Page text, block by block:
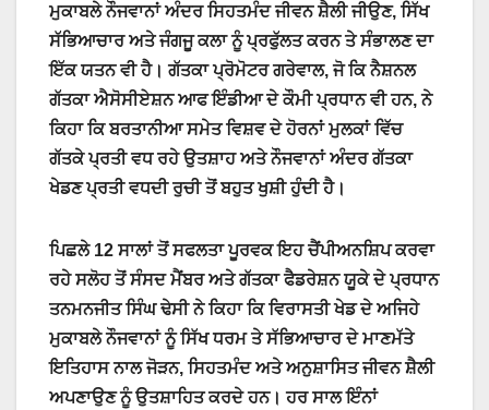
ਮੁਕਾਬਲੇ ਨੌਜਵਾਨਾਂ ਅੰਦਰ ਸਿਹਤਮੰਦ ਜੀਵਨ ਸ਼ੈਲੀ ਜੀਉਣ, ਸਿੱਖ
ਸੱਭਿਆਚਾਰ ਅਤੇ ਜੰਗਜੂ ਕਲਾ ਨੂੰ ਪ੍ਰਫੁੱਲਤ ਕਰਨ ਤੇ ਸੰਭਾਲਣ ਦਾ
ਇੱਕ ਯਤਨ ਵੀ ਹੈ। ਗੱਤਕਾ ਪ੍ਰੋਮੋਟਰ ਗਰੇਵਾਲ, ਜੋ ਕਿ ਨੈਸ਼ਨਲ
ਗੱਤਕਾ ਐਸੋਸੀਏਸ਼ਨ ਆਫ ਇੰਡੀਆ ਦੇ ਕੌਮੀ ਪ੍ਰਧਾਨ ਵੀ ਹਨ, ਨੇ
ਕਿਹਾ ਕਿ ਬਰਤਾਨੀਆ ਸਮੇਤ ਵਿਸ਼ਵ ਦੇ ਹੋਰਨਾਂ ਮੁਲਕਾਂ ਵਿੱਚ
ਗੱਤਕੇ ਪ੍ਰਤੀ ਵਧ ਰਹੇ ਉਤਸ਼ਾਹ ਅਤੇ ਨੌਜਵਾਨਾਂ ਅੰਦਰ ਗੱਤਕਾ
ਖੇਡਣ ਪ੍ਰਤੀ ਵਧਦੀ ਰੁਚੀ ਤੋਂ ਬਹੁਤ ਖੁਸ਼ੀ ਹੁੰਦੀ ਹੈ।
ਪਿਛਲੇ 12 ਸਾਲਾਂ ਤੋਂ ਸਫਲਤਾ ਪੂਰਵਕ ਇਹ ਚੈਂਪੀਅਨਸ਼ਿਪ ਕਰਵਾ
ਰਹੇ ਸਲੋਹ ਤੋਂ ਸੰਸਦ ਮੈਂਬਰ ਅਤੇ ਗੱਤਕਾ ਫੈਡਰੇਸ਼ਨ ਯੂਕੇ ਦੇ ਪ੍ਰਧਾਨ
ਤਨਮਨਜੀਤ ਸਿੰਘ ਢੇਸੀ ਨੇ ਕਿਹਾ ਕਿ ਵਿਰਾਸਤੀ ਖੇਡ ਦੇ ਅਜਿਹੇ
ਮੁਕਾਬਲੇ ਨੌਜਵਾਨਾਂ ਨੂੰ ਸਿੱਖ ਧਰਮ ਤੇ ਸੱਭਿਆਚਾਰ ਦੇ ਮਾਣਮੱਤੇ
ਇਤਿਹਾਸ ਨਾਲ ਜੋੜਨ, ਸਿਹਤਮੰਦ ਅਤੇ ਅਨੁਸ਼ਾਸਿਤ ਜੀਵਨ ਸ਼ੈਲੀ
ਅਪਣਾਉਣ ਨੂੰ ਉਤਸ਼ਾਹਿਤ ਕਰਦੇ ਹਨ। ਹਰ ਸਾਲ ਇੰਨਾਂ